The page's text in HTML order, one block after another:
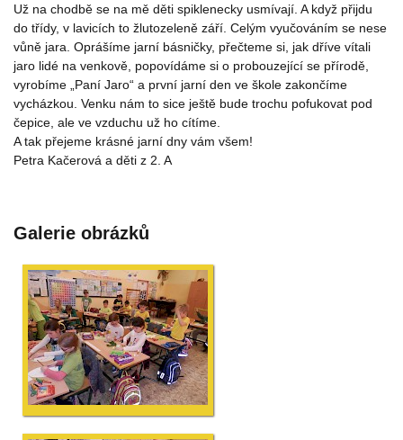
Už na chodbě se na mě děti spiklenecky usmívají. A když přijdu
do třídy, v lavicích to žlutozeleně září. Celým vyučováním se nese
vůně jara. Oprášíme jarní básničky, přečteme si, jak dříve vítali
jaro lidé na venkově, popovídáme si o probouzející se přírodě,
vyrobíme „Paní Jaro“ a první jarní den ve škole zakončíme
vycházkou. Venku nám to sice ještě bude trochu pofukovat pod
čepice, ale ve vzduchu už ho cítíme.
A tak přejeme krásné jarní dny vám všem!
Petra Kačerová a děti z 2. A
Galerie obrázků